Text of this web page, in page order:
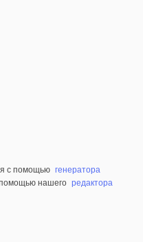
с помощью генератора
нашего редактора